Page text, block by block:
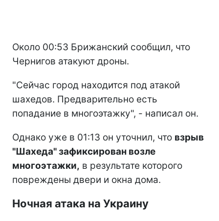
Около 00:53 Брижанский сообщил, что
Чернигов атакуют дроны.
"Сейчас город находится под атакой
шахедов. Предварительно есть
попадание в многоэтажку", - написал он.
Однако уже в 01:13 он уточнил, что взрыв
"Шахеда" зафиксирован возле
многоэтажки, в результате которого
повреждены двери и окна дома.
Ночная атака на Украину